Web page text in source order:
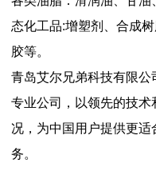
态化工品:增塑剂、合成
胶等。
青岛艾尔兄弟科技有限
专业公司，以领先的技
况，为中国用户提供更适
务。